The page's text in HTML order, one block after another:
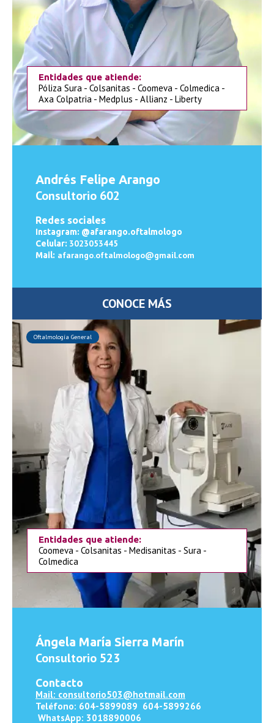
Entidades que atiende:
Póliza Sura - Colsanitas - Coomeva - Colmedica -
Axa Colpatria - Medplus - Allianz - Liberty
Andrés Felipe Arango
Consultorio 602
Redes sociales
Instagram: @afarango.oftalmologo
Celular: 3023053445
Mail: afarango.oftalmologo@gmail.com
CONOCE MÁS
Oftalmología General
Entidades que atiende:
Coomeva - Colsanitas - Medisanitas - Sura -
Colmedica
Ángela María Sierra Marín
Consultorio 523
Contacto
Mail: consultorio503@hotmail.com
Teléfono: 604-5899089 604-5899266
WhatsApp: 3018890006